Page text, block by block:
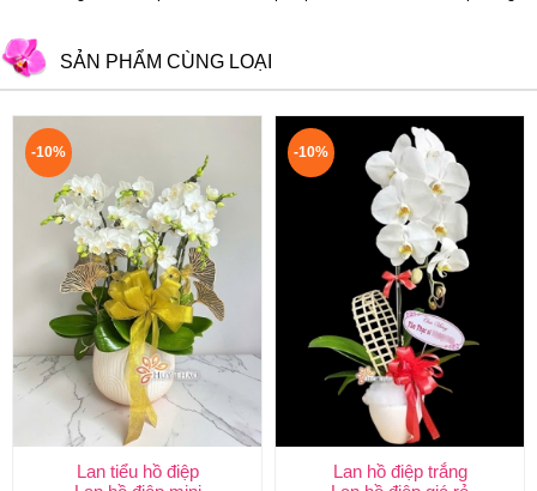
SẢN PHẨM CÙNG LOẠI
-10%
Lan tiểu hồ điệp
-10%
Lan hồ điệp trắng